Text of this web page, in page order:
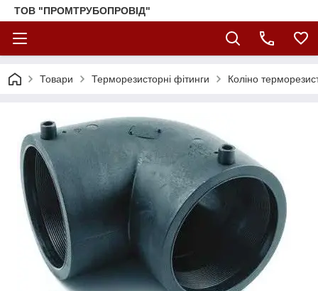
ТОВ "ПРОМТРУБОПРОВІД"
Товари Терморезисторні фітинги Коліно